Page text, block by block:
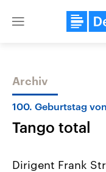
Close
Themen
Archiv
100. Geburtstag
Tango total
Dirigent Frank